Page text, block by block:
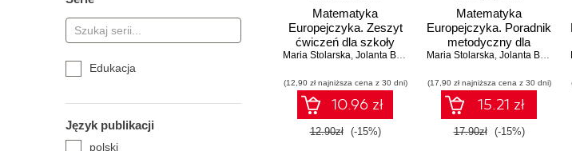
Edukacja
Język publikacji
polski
Matematyka
Europejczyka. Zeszyt
ćwiczeń dla szkoły
podstawowej. Klasa 6.
Maria Stolarska, Jolanta Borzyszkowska
(12,90 zł najniższa cena z 30 dni)
10.96 zł
12.90zł (-15%)
Matematyka
Europejczyka. Poradnik
metodyczny dla
nauczycieli matematyki
Klasa 5
Maria Stolarska, Jolanta Borzyszkowska
(17,90 zł najniższa cena z 30 dni)
15.21 zł
17.90zł (-15%)